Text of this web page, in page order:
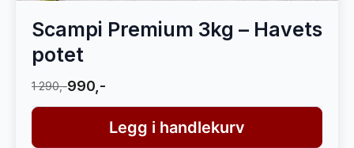
Scampi Premium 3kg – Havets
potet
1 290,-990,-
Legg i handlekurv